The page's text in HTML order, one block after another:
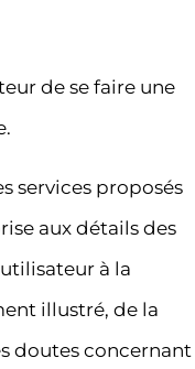
de se faire une
services proposés
aux détails des
à la
illustré, de la
doutes concernant